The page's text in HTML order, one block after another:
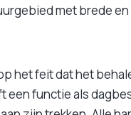
met brede
het feit dat het
functie als